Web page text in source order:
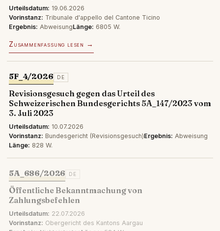
Urteilsdatum: 19.06.2026
Vorinstanz: Tribunale d'appello del Cantone Ticino
Ergebnis: AbweisungLänge: 6805 W.
Zusammenfassung lesen →
5F_4/2026 DE
Revisionsgesuch gegen das Urteil des
Schweizerischen Bundesgerichts 5A_147/2023 vom
3. Juli 2023
Urteilsdatum: 10.07.2026
Vorinstanz: Bundesgericht (Revisionsgesuch)Ergebnis: Abweisung
Länge: 828 W.
5A_686/2026 DE
Öffentliche Bekanntmachung von
Zahlungsbefehlen
Urteilsdatum: 22.07.2026
Vorinstanz: Obergericht des Kantons Aargau